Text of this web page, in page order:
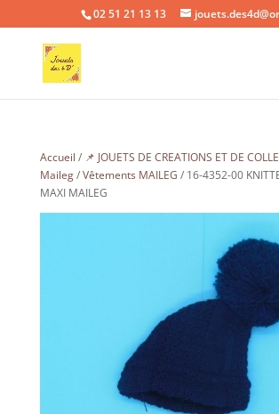
02 51 21 13 13
Accueil / 📌 JOUETS DE CREATIONS ET DE
Maileg/Vêtements MAILEG / 16-4352-00
MAXI MAILEG